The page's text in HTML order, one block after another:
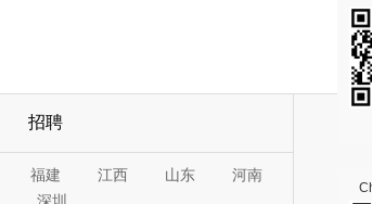
招聘
福建 江西 山东
河南